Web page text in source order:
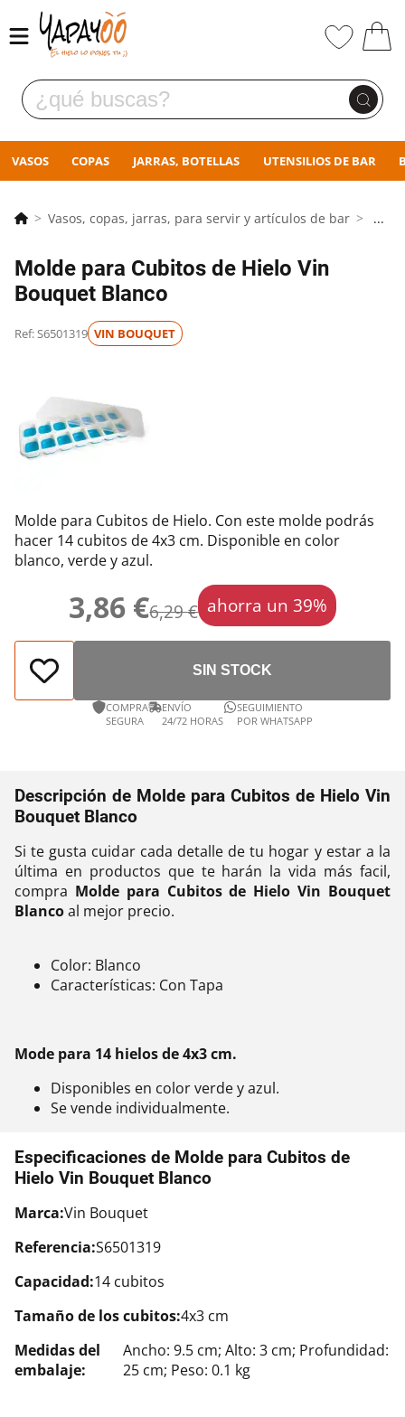
VASOS COPAS JARRAS, BOTELLAS UTENSILIOS DE BAR
Vasos, copas, jarras, para servir y artículos de bar ...
Molde para Cubitos de Hielo Vin
Bouquet Blanco
Ref: S6501319 VIN BOUQUET
Molde para Cubitos de Hielo. Con este molde podrás
hacer 14 cubitos de 4x3 cm. Disponible en color
blanco, verde y azul.
3,86 €6,29 € ahorra un 39%
SIN STOCK
COMPRA
SEGURA
ENVÍO
24/72 HORAS
SEGUIMIENTO
POR WHATSAPP
Descripción de Molde para Cubitos de Hielo Vin
Bouquet Blanco
Si te gusta cuidar cada detalle de tu hogar y estar a la
última en productos que te harán la vida más facil,
compra Molde para Cubitos de Hielo Vin Bouquet
Blancoal mejor precio.
Color: Blanco
Características: Con Tapa
Mode para 14 hielos de 4x3 cm.
Disponibles en color verde y azul.
Se vende individualmente.
Especificaciones de Molde para Cubitos de
Hielo Vin Bouquet Blanco
Marca:Vin Bouquet
Referencia:S6501319
Capacidad:14 cubitos
Tamaño de los cubitos:4x3 cm
Medidas del
embalaje:
Ancho: 9.5 cm; Alto: 3 cm; Profundidad:
25 cm; Peso: 0.1 kg